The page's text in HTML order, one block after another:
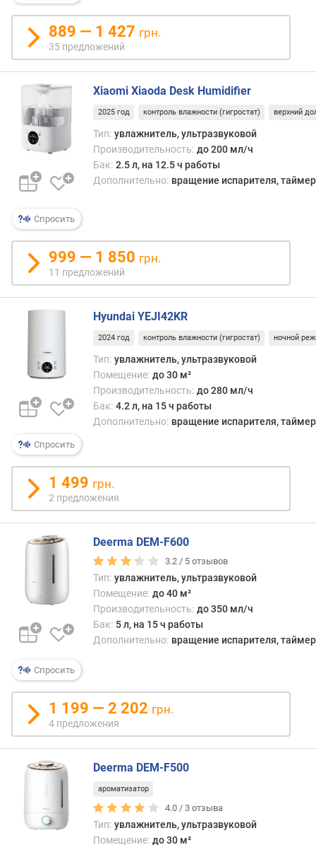
ы
а
о
д
а
т
е
д
о
а
в
л
е
н
и
к
о
и
ч
с
т
в
у
п
р
е
о
ж
н
и
в
л
а
ж
889 — 1 427 грн.
35 предложений
Спросить
Xiaomi Xiaoda Desk Humidifier
2025 год контроль влажности (гигростат) верхний
Тип: увлажнитель, ультразвуковой
Производительность: до 200 мл/ч
Бак: 2.5 л, на 12.5 ч работы
Дополнительно: вращение испарителя,
999 — 1 850 грн.
11 предложений
Спросить
Hyundai YEJI42KR
2024 год контроль влажности (гигростат) ночной
Тип: увлажнитель, ультразвуковой
Помещение: до 30 м²
Производительность: до 280 мл/ч
Бак: 4.2 л, на 15 ч работы
Дополнительно: вращение испарителя,
1 499 грн.
2 предложения
Спросить
Deerma DEM-F600
3.2 / 5 отзывов
Тип: увлажнитель, ультразвуковой
Помещение: до 40 м²
Производительность: до 350 мл/ч
Бак: 5 л, на 15 ч работы
Дополнительно: вращение испарителя,
1 199 — 2 202 грн.
4 предложения
Deerma DEM-F500
ароматизатор
4.0 /3 отзыва
Тип: увлажнитель, ультразвуковой
Помещение: до 30 м²